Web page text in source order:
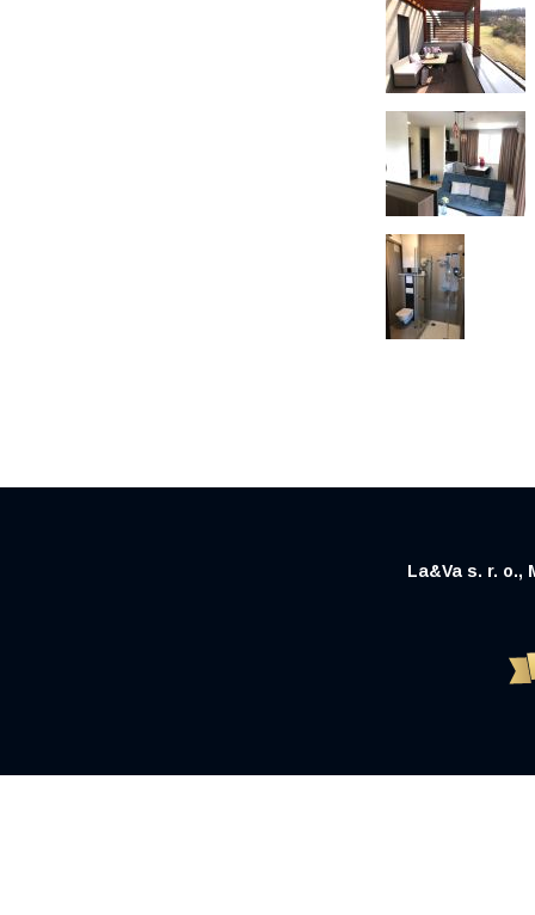
La&Va s. r. o.,